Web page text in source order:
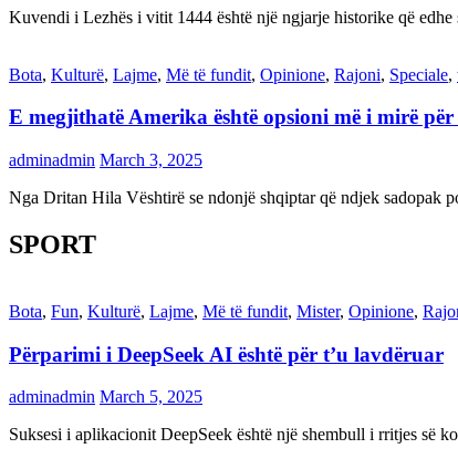
Kuvendi i Lezhës i vitit 1444 është një ngjarje historike që
Bota, Kulturë, Lajme, Më të fundit, Opinione, Rajoni, Speciale,
E megjithatë Amerika është opsioni më i mirë
adminadmin March 3, 2025
Nga Dritan Hila Vështirë se ndonjë shqiptar që ndjek
SPORT
Bota, Fun, Kulturë, Lajme, Më të fundit, Mister, Opinione,
Përparimi i DeepSeek AI është për t’u lavdëruar
adminadmin March 5, 2025
Suksesi i aplikacionit DeepSeek është një shembull i rritjes